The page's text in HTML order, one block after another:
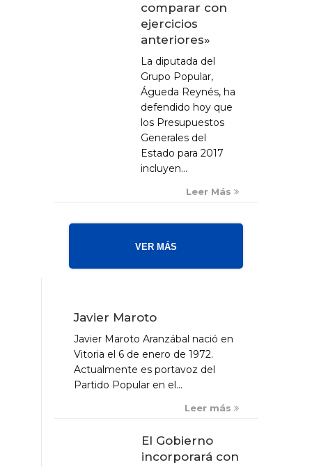
comparar con
ejercicios
anteriores»
La diputada del
Grupo Popular,
Águeda Reynés, ha
defendido hoy que
los Presupuestos
Generales del
Estado para 2017
incluyen...
Leer Más
VER MÁS
Javier Maroto
Javier Maroto Aranzábal nació en
Vitoria el 6 de enero de 1972.
Actualmente es portavoz del
Partido Popular en el...
Leer más
El Gobierno
incorporará con